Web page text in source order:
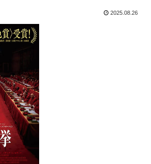
2025.08.26